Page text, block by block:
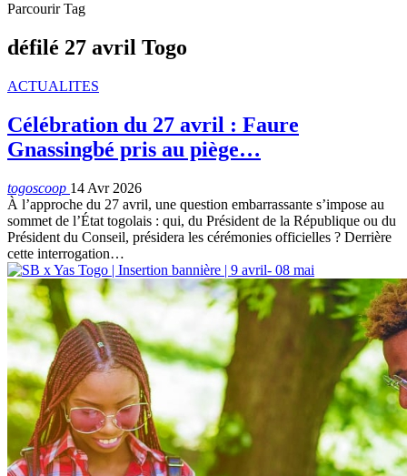
Parcourir Tag
défilé 27 avril Togo
ACTUALITES
Célébration du 27 avril : Faure
Gnassingbé pris au piège…
togoscoop 14 Avr 2026
À l’approche du 27 avril, une question embarrassante s’impose au
sommet de l’État togolais : qui, du Président de la République ou du
Président du Conseil, présidera les cérémonies officielles ? Derrière
cette interrogation…